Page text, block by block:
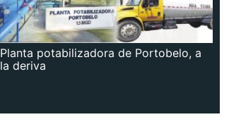
Planta potabilizadora de Portobelo, a
la deriva